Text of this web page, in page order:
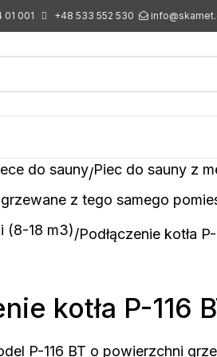
01 001 +48 533 552 530
do sauny Piec do sauny z
z tego samego
(8-18 m3) Podłączenie kotła P-
kotła P-116
P-116 BT o powierzchni